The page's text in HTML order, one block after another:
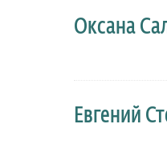
Оксана
Евгений